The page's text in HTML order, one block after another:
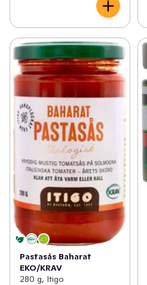
Pastasås Baharat
EKO/KRAV
280 g, Itigo